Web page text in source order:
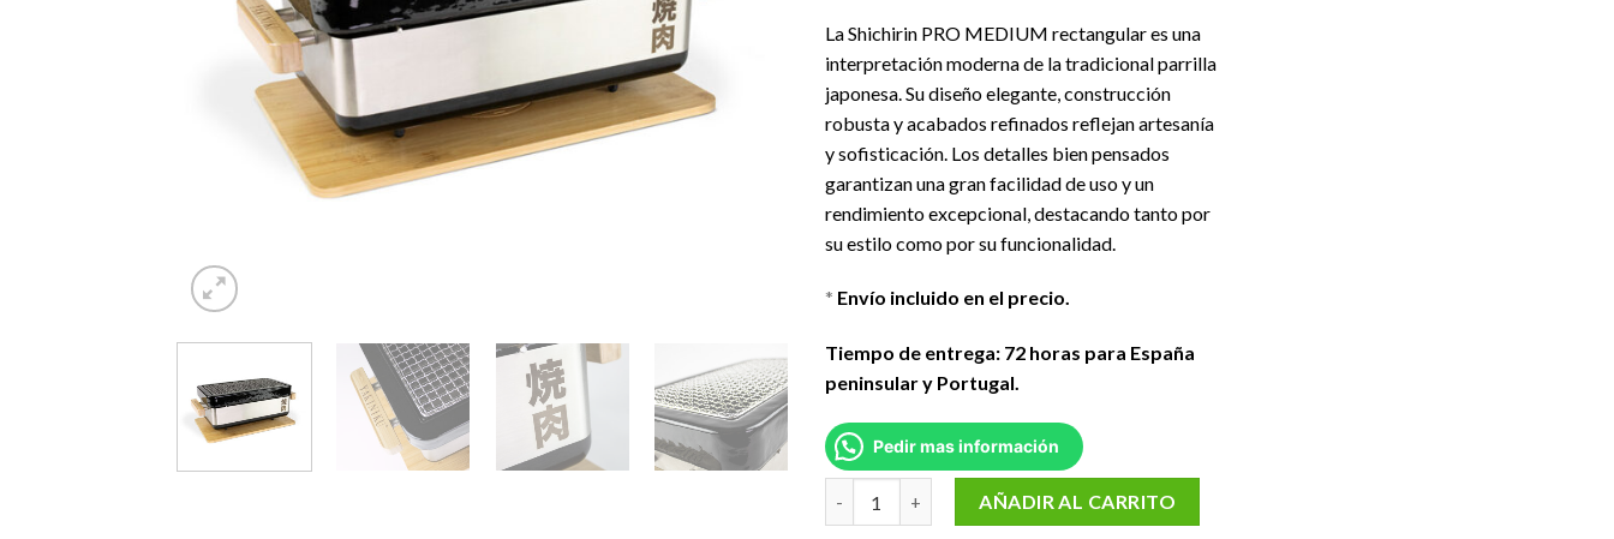
La Shichirin PRO MEDIUM rectangular es una
interpretación moderna de la tradicional parrilla
japonesa. Su diseño elegante, construcción
robusta y acabados refinados reflejan artesanía
y sofisticación. Los detalles bien pensados
garantizan una gran facilidad de uso y un
rendimiento excepcional, destacando tanto por
su estilo como por su funcionalidad.
* Envío incluido en el precio.
Tiempo de entrega: 72 horas para España
peninsular y Portugal.
Pedir mas información
YAKINIKU MEDIUM Rectangular Shichirin PRO | Konro & Yakitori grill cantidad
AÑADIR AL CARRITO